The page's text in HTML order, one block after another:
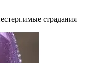
страдания